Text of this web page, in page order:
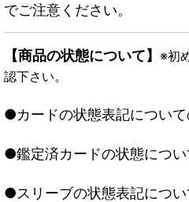
でご注意ください。
【商品の状態について】 ※初
認下さい。
●カードの状態表記につい
●鑑定済カードの状態につ
●スリーブの状態表記につ